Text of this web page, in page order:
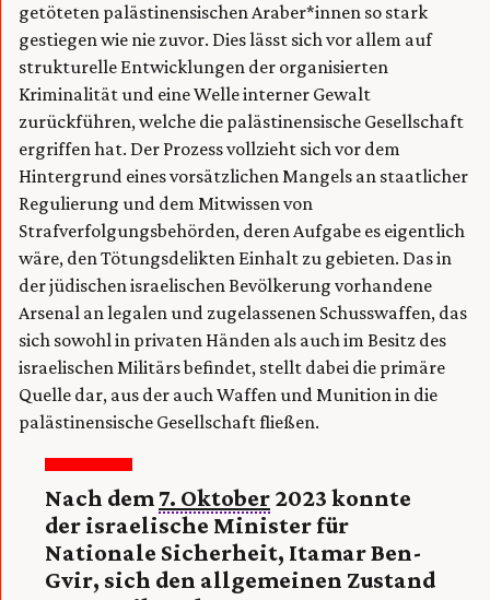
getöteten palästinensischen Araber*innen so stark
gestiegen wie nie zuvor. Dies lässt sich vor allem auf
strukturelle Entwicklungen der organisierten
Kriminalität und eine Welle interner Gewalt
zurückführen, welche die palästinensische Gesellschaft
ergriffen hat. Der Prozess vollzieht sich vor dem
Hintergrund eines vorsätzlichen Mangels an staatlicher
Regulierung und dem Mitwissen von
Strafverfolgungsbehörden, deren Aufgabe es eigentlich
wäre, den Tötungsdelikten Einhalt zu gebieten. Das in
der jüdischen israelischen Bevölkerung vorhandene
Arsenal an legalen und zugelassenen Schusswaffen, das
sich sowohl in privaten Händen als auch im Besitz des
israelischen Militärs befindet, stellt dabei die primäre
Quelle dar, aus der auch Waffen und Munition in die
palästinensische Gesellschaft fließen.
Nach dem 7. Oktober 2023 konnte
der israelische Minister für
Nationale Sicherheit, Itamar Ben-
Gvir, sich den allgemeinen Zustand